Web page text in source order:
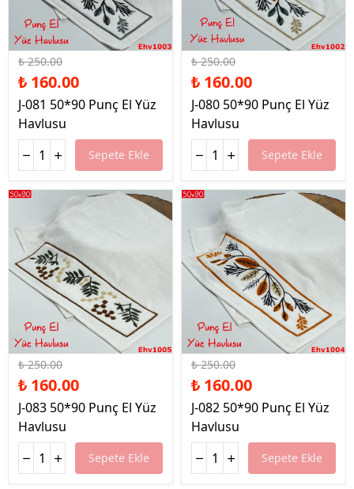
%36 İndirim
₺ 250.00
₺ 160.00
J-081 50*90 Punç El Yüz
Havlusu
Sepete Ekle
%36 İndirim
₺ 250.00
₺ 160.00
J-080 50*90 Punç El Yüz
Havlusu
Sepete Ekle
%36 İndirim
₺ 250.00
₺ 160.00
J-083 50*90 Punç El Yüz
Havlusu
Sepete Ekle
%36 İndirim
₺ 250.00
₺ 160.00
J-082 50*90 Punç El Yüz
Havlusu
Sepete Ekle